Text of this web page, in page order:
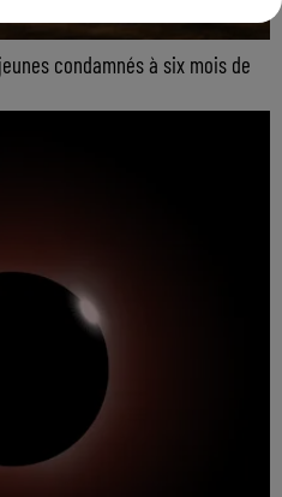
condamnés à six mois de